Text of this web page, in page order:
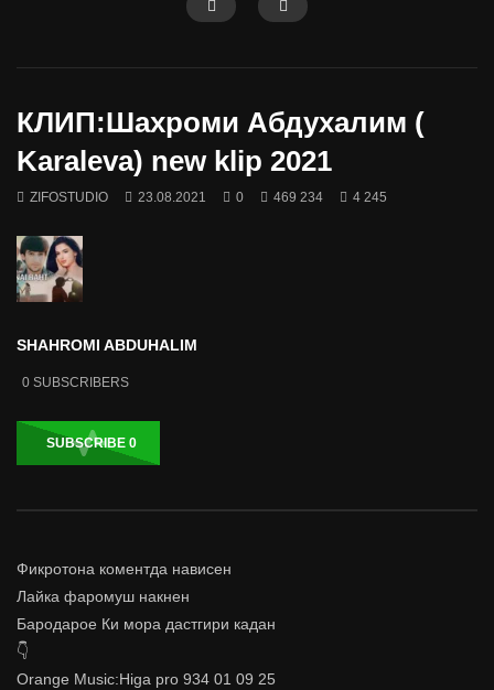
КЛИП:Шахроми Абдухалим (
Karaleva) new klip 2021
ZIFOSTUDIO 23.08.2021 0 469 234 4 245
SHAHROMI ABDUHALIM
0 SUBSCRIBERS
SUBSCRIBE 0
Фикротона коментда нависен
Лайка фаромуш накнен
Бародарое Ки мора дастгири кадан
👇
Orange Music:Higa pro 934 01 09 25